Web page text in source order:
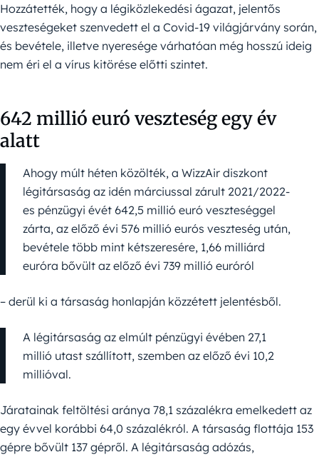
Hozzátették, hogy a légiközlekedési ágazat, jelentős
veszteségeket szenvedett el a Covid-19 világjárvány során,
és bevétele, illetve nyeresége várhatóan még hosszú ideig
nem éri el a vírus kitörése előtti szintet.
642 millió euró veszteség egy év
alatt
Ahogy múlt héten közölték, a WizzAir diszkont
légitársaság az idén márciussal zárult 2021/2022-
es pénzügyi évét 642,5 millió euró veszteséggel
zárta, az előző évi 576 millió eurós veszteség után,
bevétele több mint kétszeresére, 1,66 milliárd
euróra bővült az előző évi 739 millió euróról
– derül ki a társaság honlapján közzétett jelentésből.
A légitársaság az elmúlt pénzügyi évében 27,1
millió utast szállított, szemben az előző évi 10,2
millióval.
Járatainak feltöltési aránya 78,1 százalékra emelkedett az
egy évvel korábbi 64,0 százalékról. A társaság flottája 153
gépre bővült 137 gépről. A légitársaság adózás,